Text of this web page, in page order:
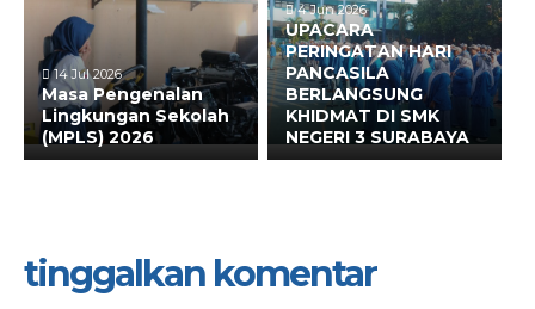
14 Jul 2026
Masa Pengenalan
Lingkungan Sekolah
(MPLS) 2026
4 Jun 2026
UPACARA
PERINGATAN HARI
PANCASILA
BERLANGSUNG
KHIDMAT DI SMK
NEGERI 3 SURABAYA
tinggalkan komentar